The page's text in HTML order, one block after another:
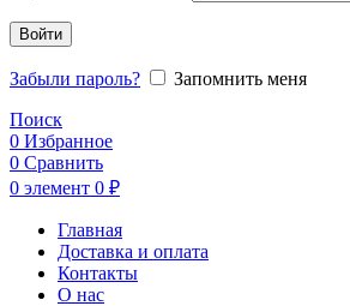
Войти
Забыли пароль?
Запомнить меня
Поиск
0 Избранное
0 Сравнить
0 элемент 0 ₽
Главная
Доставка и оплата
Контакты
О нас